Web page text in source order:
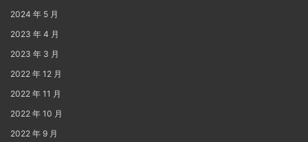
2024 年 5 月
2023 年 4 月
2023 年 3 月
2022 年 12 月
2022 年 11 月
2022 年 10 月
2022 年 9 月